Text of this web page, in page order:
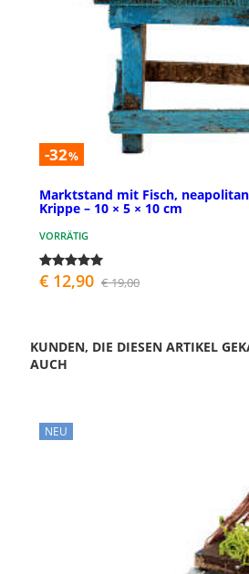
-32%
Marktstand mit Fisch,
Krippe – 10 × 5 × 10 cm
VORRÄTIG
€ 12,90 € 19,00
KUNDEN, DIE DIESEN ARTIKEL
AUCH
NEU